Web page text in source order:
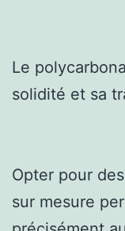
Le
solidité et sa
Opter pour
sur mesure